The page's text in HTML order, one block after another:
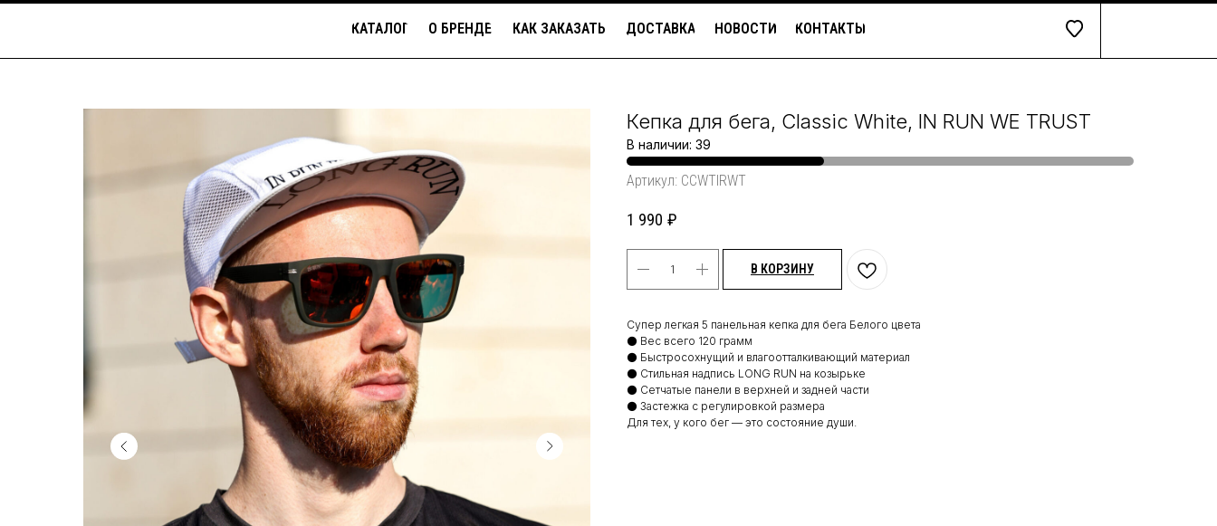
КАК ЗАКАЗАТЬ КОНТАКТЫ
ДОСТАВКА
О БРЕНДЕ НОВОСТИ
КАТАЛОГ
Кепка для бега, Classic White, IN RUN WE TRUST
В наличии: 39
Артикул: CCWTIRWT
1 990 ₽
В КОРЗИНУ
Супер легкая 5 панельная кепка для бега Белого цвета
⚫ Вес всего 120 грамм
⚫ Быстросохнущий и влагоотталкивающий материал
⚫ Стильная надпись LONG RUN на козырьке
⚫ Сетчатые панели в верхней и задней части
⚫ Застежка с регулировкой размера
Для тех, у кого бег — это состояние души.